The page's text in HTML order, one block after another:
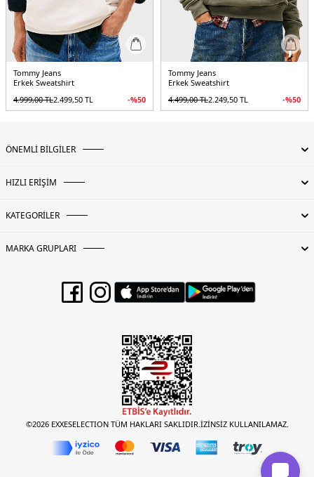
Tommy Jeans
Erkek Sweatshirt
4.999,00TL2.499,50 TL -%50
Tommy Jeans
Erkek Sweatshirt
4.499,00TL2.249,50 TL -%50
ÖNEMLİ BİLGİLER
HIZLI ERİŞİM
KATEGORİLER
MARKA GRUPLARI
©2026 EXXESELECTION TÜM HAKLARI SAKLIDIR.İZİNSİZ KULLANILAMAZ.